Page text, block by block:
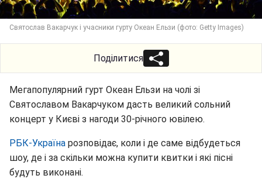
Святослав Вакарчук і учасники гурту Океан Ельзи (фото: Getty Images)
Поділитися
Мегапопулярний гурт Океан Ельзи на чолі зі
Святославом Вакарчуком дасть великий сольний
концерт у Києві з нагоди 30-річного ювілею.
РБК-Україна розповідає, коли і де саме відбудеться
шоу, де і за скільки можна купити квитки і які пісні
будуть виконані.